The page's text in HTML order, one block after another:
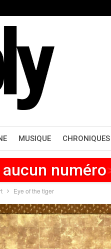
MUSIQUE CHRONIQUES
numéro
Eye of the tiger